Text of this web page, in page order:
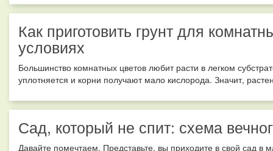
Как приготовить грунт для
условиях
Большинство комнатных цветов любит расти в легком
уплотняется и корни получают мало кислорода. Значит,
Сад, который не спит: схема
Давайте помечтаем. Представьте, вы приходите в свой сад в